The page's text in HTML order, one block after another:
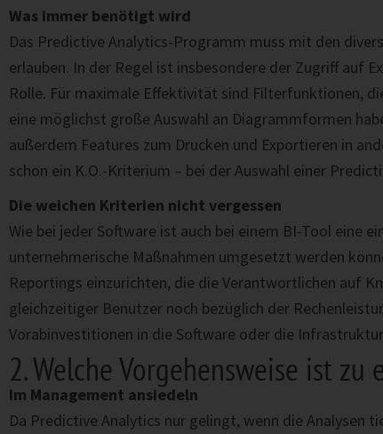
Was immer benötigt wird
Das Predictive Analytics-Programm muss mit den
erlauben. In der Regel ist insbesondere der Zugriff auf
Rolle. Für maximale Effektivität sind Filterfunktionen,
eine möglichst große Auswahl an Diagrammformen
außerdem Features zum Drucken und Exportieren in
schon ein K.O.-Kriterium – bei der Auswahl einer
Die weichen Kriterien nicht vergessen
Wie bei jeder Software ist auch bei einem BI-Tool eine
unternehmerische Maßnahmen umgesetzt werden
Reportings einzurichten, die die Verantwortlichen auf
gleichzeitiger Benutzer noch bezüglich der
Vorabinvestitionen in die Software oder die
2. Welche Vorgehensweise ist zu
Im Management ansiedeln
Da Predictive Analytics nur gelingt, wenn die Analysen